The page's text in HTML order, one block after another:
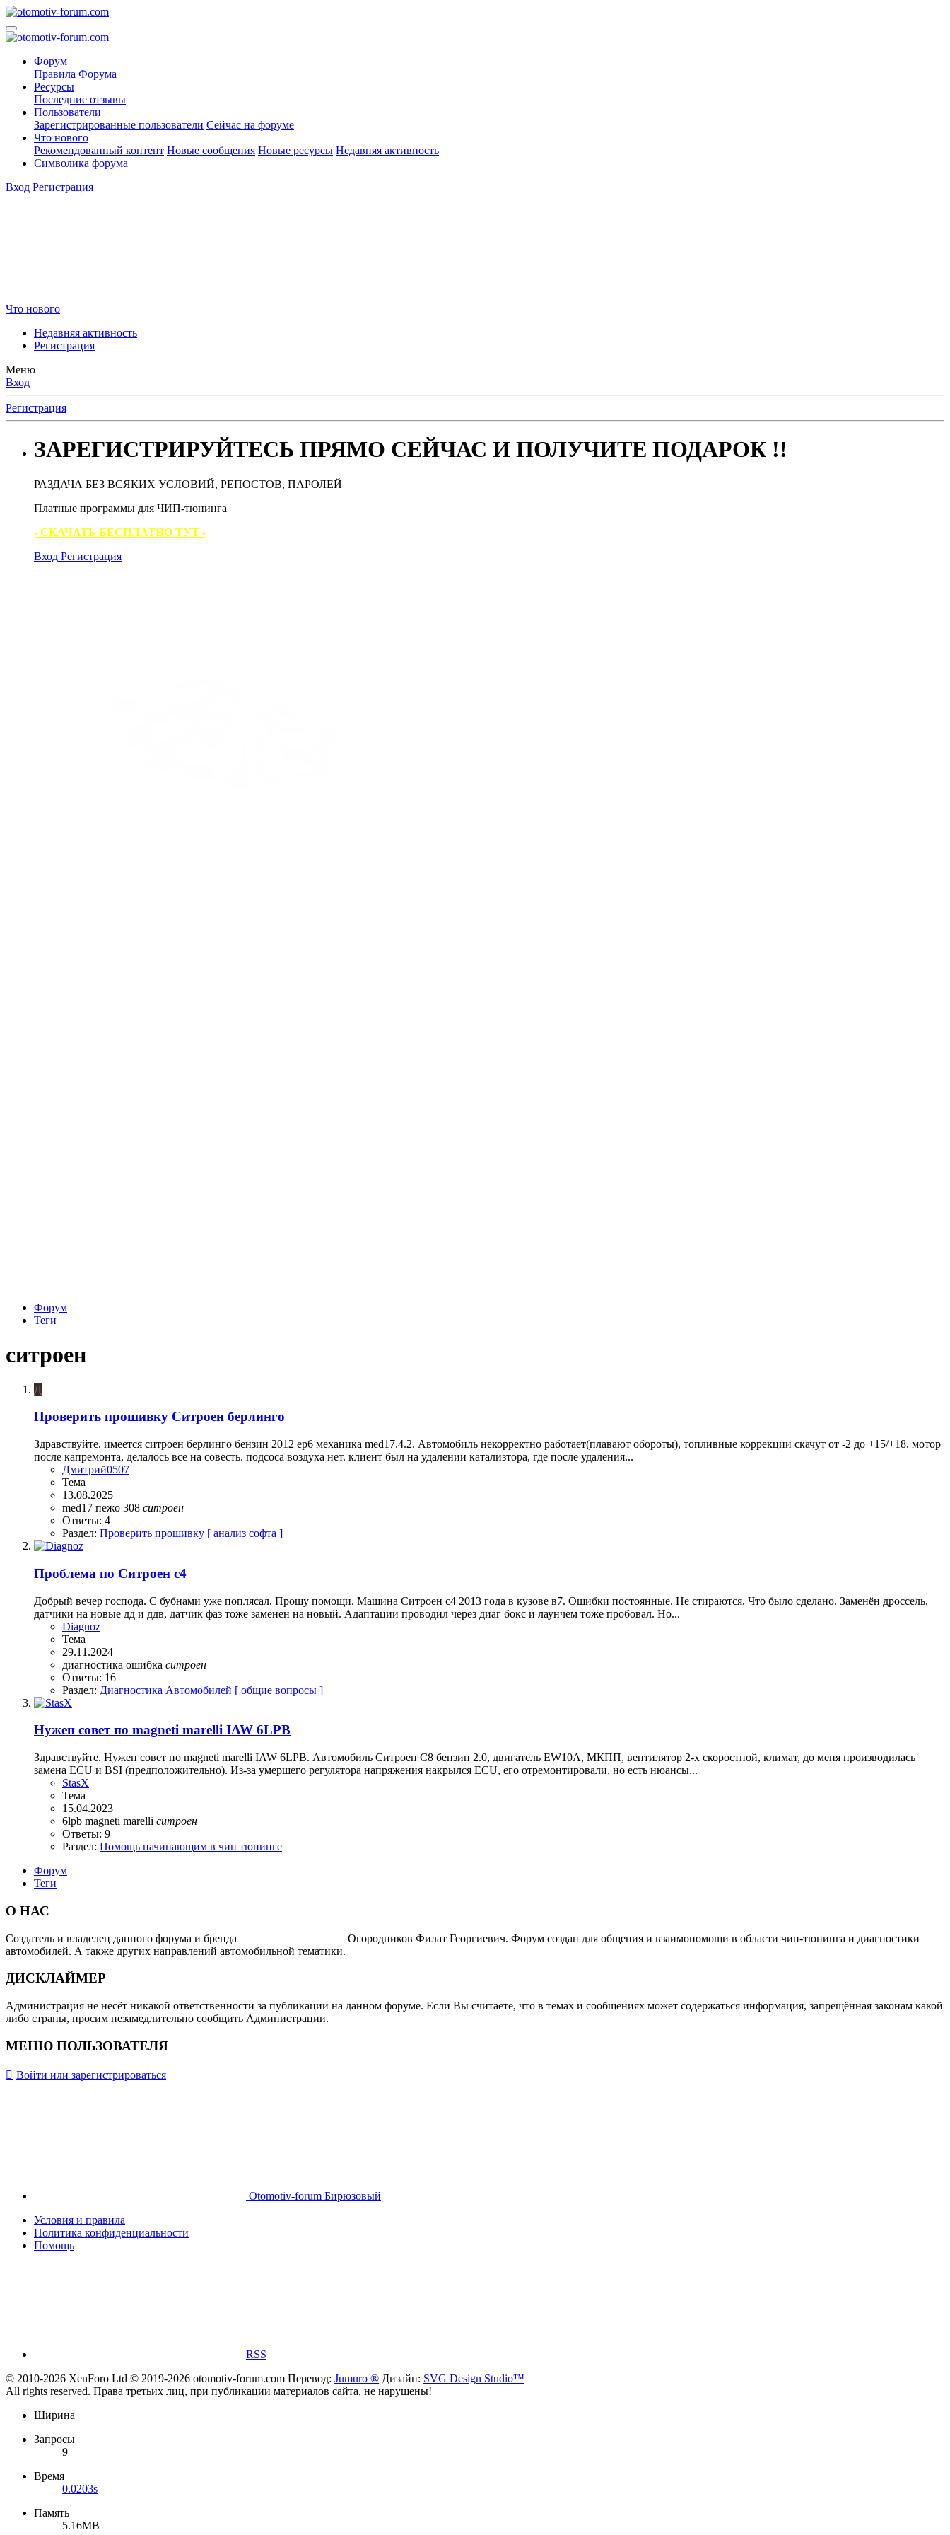
Форум
Правила Форума
Ресурсы
Последние отзывы
Пользователи
Зарегистрированные пользователи Сейчас на форуме
Что нового
Рекомендованный контент Новые сообщения Новые ресурсы Недавняя активность
Символика форума
Вход Регистрация
Что нового
Недавняя активность
Регистрация
Меню
Вход
Регистрация
ЗАРЕГИСТРИРУЙТЕСЬ ПРЯМО СЕЙЧАС И ПОЛУЧИТЕ ПОДАРОК !!
РАЗДАЧА БЕЗ ВСЯКИХ УСЛОВИЙ, РЕПОСТОВ, ПАРОЛЕЙ
Платные программы для ЧИП-тюнинга
- СКАЧАТЬ БЕСПЛАТНО ТУТ -
Вход Регистрация
Форум
Теги
ситроен
Д
Проверить прошивку Ситроен берлинго
Здравствуйте. имеется ситроен берлинго бензин 2012 ep6 механика med17.4.2. Автомобиль некорректно работает(плавают обороты), топливные коррекции скачут от -2 до +15/+18. мотор
после капремонта, делалось все на совесть. подсоса воздуха нет. клиент был на удалении катализтора, где после удаления...
Дмитрий0507
Тема
13.08.2025
med17 пежо 308 ситроен
Ответы: 4
Раздел: Проверить прошивку [ анализ софта ]
Проблема по Ситроен с4
Добрый вечер господа. С бубнами уже поплясал. Прошу помощи. Машина Ситроен с4 2013 года в кузове в7. Ошибки постоянные. Не стираются. Что было сделано. Заменён дроссель,
датчики на новые дд и ддв, датчик фаз тоже заменен на новый. Адаптации проводил через диаг бокс и лаунчем тоже пробовал. Но...
Diagnoz
Тема
29.11.2024
диагностика ошибка ситроен
Ответы: 16
Раздел: Диагностика Автомобилей [ общие вопросы ]
Нужен совет по magneti marelli IAW 6LPB
Здравствуйте. Нужен совет по magneti marelli IAW 6LPB. Автомобиль Ситроен С8 бензин 2.0, двигатель EW10A, МКПП, вентилятор 2-х скоростной, климат, до меня производилась
замена ECU и BSI (предположительно). Из-за умершего регулятора напряжения накрылся ECU, его отремонтировали, но есть нюансы...
StasX
Тема
15.04.2023
6lpb magneti marelli ситроен
Ответы: 9
Раздел: Помощь начинающим в чип тюнинге
Форум
Теги
О НАС
Создатель и владелец данного форума и бренда
Огородников Филат Георгиевич. Форум создан для общения и взаимопомощи в области чип-тюнинга и диагностики
автомобилей. А также других направлений автомобильной тематики.
ДИСКЛАЙМЕР
Администрация не несёт никакой ответственности за публикации на данном форуме. Если Вы считаете, что в темах и сообщениях может содержаться информация, запрещённая законам какой
либо страны, просим незамедлительно сообщить Администрации.
МЕНЮ ПОЛЬЗОВАТЕЛЯ
Войти или зарегистрироваться
Otomotiv-forum Бирюзовый
Условия и правила
Политика конфиденциальности
Помощь
RSS
© 2010-2026 XenForo Ltd © 2019-2026 otomotiv-forum.com Перевод: Jumuro ® Дизайн: SVG Design Studio™
All rights reserved. Права третьих лиц, при публикации материалов сайта, не нарушены!
Ширина
Запросы
9
Время
0.0203s
Память
5.16MB